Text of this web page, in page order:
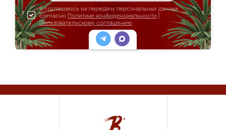
Я соглашаюсь на передачу персональных данных
согласно Политике конфиденциальности
Пользовательскому соглашению